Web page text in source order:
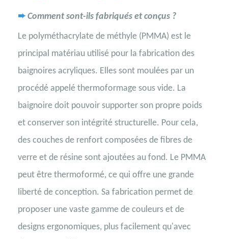
➨ Comment sont-ils fabriqués et conçus ?
Le polyméthacrylate de méthyle (PMMA) est le
principal matériau utilisé pour la fabrication des
baignoires acryliques. Elles sont moulées par un
procédé appelé thermoformage sous vide. La
baignoire doit pouvoir supporter son propre poids
et conserver son intégrité structurelle. Pour cela,
des couches de renfort composées de fibres de
verre et de résine sont ajoutées au fond. Le PMMA
peut être thermoformé, ce qui offre une grande
liberté de conception. Sa fabrication permet de
proposer une vaste gamme de couleurs et de
designs ergonomiques, plus facilement qu'avec